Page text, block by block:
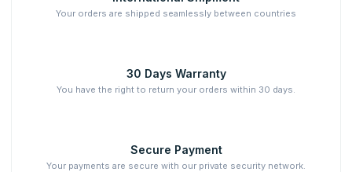
Your orders are shipped seamlessly between countries
30 Days Warranty
You have the right to return your orders within 30 days.
Secure Payment
Your payments are secure with our private security network.